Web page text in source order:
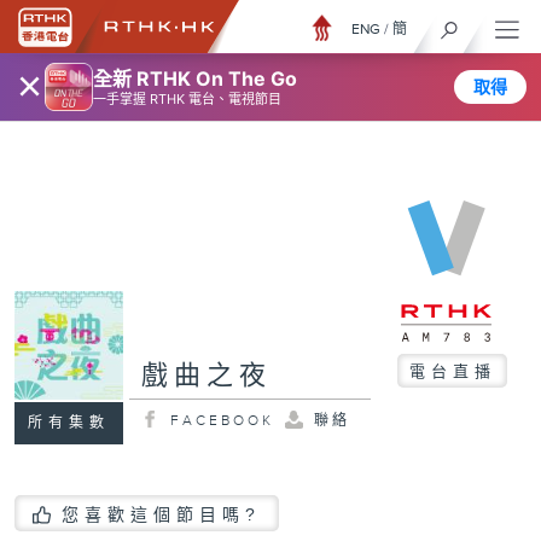
× 全新 RTHK On The Go
一手掌握 RTHK 電台、電視節目
取得
ENG / 簡
所有集數
戲曲之夜 電台直播
FACEBOOK 聯絡
您喜歡這個節目嗎?